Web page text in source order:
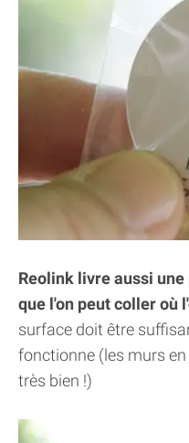
Reolink livre aussi
que l'on peut coller où
surface doit être
fonctionne (les murs
très bien !)